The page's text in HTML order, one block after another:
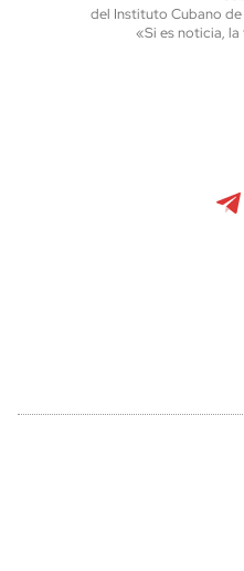
del Instituto Cubano
«Si es noticia,